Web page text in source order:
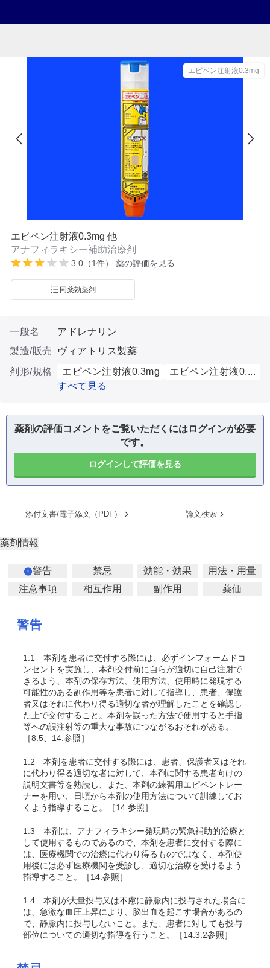
エピペン注射液0.3mg
エピペン注射液0.3mg 他
アナフィラキシー補助治療剤
3.0（1件） 薬の評価を見る
同薬効薬剤
一般名
アドレナリン
製造/販売
ヴィアトリス製薬
剤形/規格
エピペン注射液0.3mg
エピペン注射液0....
すべて見る
薬剤の評価コメントをご覧いただくにはログインが必要
です。
ログインして評価を見る
添付文書/電子添文（PDF） 論文検索
薬剤情報
警告 禁忌 効能・効果
用法・用量
注意事項
相互作用 副作用 薬価
警告
1.1
本剤を患者に交付する際には、必ずインフォームドコ
ンセントを実施し、本剤交付前に自らが適切に自己注射で
きるよう、本剤の保存方法、使用方法、使用時に発現する
可能性のある副作用等を患者に対して指導し、患者、保護
者又はそれに代わり得る適切な者が理解したことを確認し
た上で交付すること。本剤を誤った方法で使用すると手指
等への誤注射等の重大な事故につながるおそれがある。
［8.5、14.参照］
1.2 本剤を患者に交付する際には、患者、保護者又はそれ
に代わり得る適切な者に対して、本剤に関する患者向けの
説明文書等を熟読し、また、本剤の練習用エピペントレー
ナーを用い、日頃から本剤の使用方法について訓練してお
くよう指導すること。［14.参照］
1.3 本剤は、アナフィラキシー発現時の緊急補助的治療と
して使用するものであるので、本剤を患者に交付する際に
は、医療機関での治療に代わり得るものではなく、本剤使
用後には必ず医療機関を受診し、適切な治療を受けるよう
指導すること。［14.参照］
1.4 本剤が大量投与又は不慮に静脈内に投与された場合に
は、急激な血圧上昇により、脳出血を起こす場合があるの
で、静脈内に投与しないこと。また、患者に対しても投与
部位についての適切な指導を行うこと。［14.3.2参照］